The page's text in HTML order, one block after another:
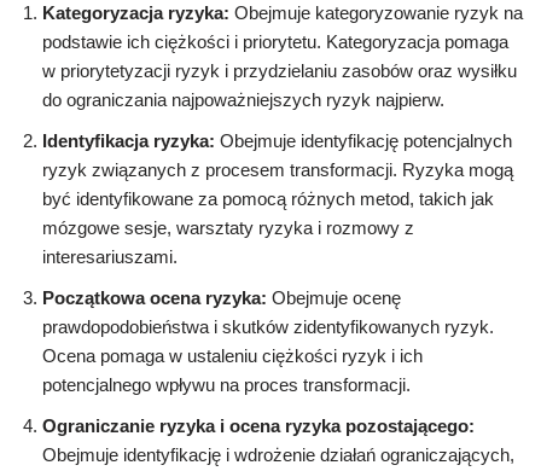
Kategoryzacja ryzyka: Obejmuje kategoryzowanie ryzyk na
podstawie ich ciężkości i priorytetu. Kategoryzacja pomaga
w priorytetyzacji ryzyk i przydzielaniu zasobów oraz wysiłku
do ograniczania najpoważniejszych ryzyk najpierw.
Identyfikacja ryzyka: Obejmuje identyfikację potencjalnych
ryzyk związanych z procesem transformacji. Ryzyka mogą
być identyfikowane za pomocą różnych metod, takich jak
mózgowe sesje, warsztaty ryzyka i rozmowy z
interesariuszami.
Początkowa ocena ryzyka: Obejmuje ocenę
prawdopodobieństwa i skutków zidentyfikowanych ryzyk.
Ocena pomaga w ustaleniu ciężkości ryzyk i ich
potencjalnego wpływu na proces transformacji.
Ograniczanie ryzyka i ocena ryzyka pozostającego:
Obejmuje identyfikację i wdrożenie działań ograniczających,